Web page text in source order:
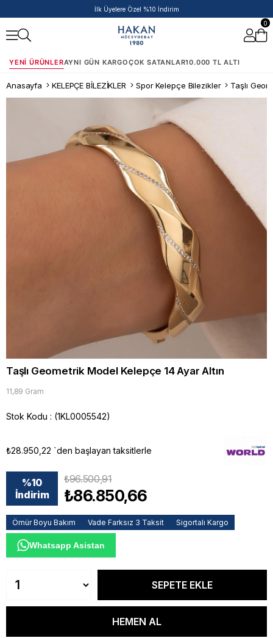
İlk Üyelere Özel %10 İndirim
0
YENI ÜRÜNLERAYNI GÜN KARGOÇOK SATANLAR10.000 TL ALTI
Anasayfa KELEPÇE BİLEZİKLER Spor Kelepçe Bilezikler Taşlı
Taşlı Geometrik Model Kelepçe 14 Ayar Altın
11,89 Gram
Stok Kodu (1KL0005542)
₺28.950,22 `den başlayan taksitlerle
%10
İndirim
₺96.500,91
₺86.850,66
Ömür Boyu Bakım Vade Farksız 3 Taksit Sigortalı Kargo
Whatsapp Asistan